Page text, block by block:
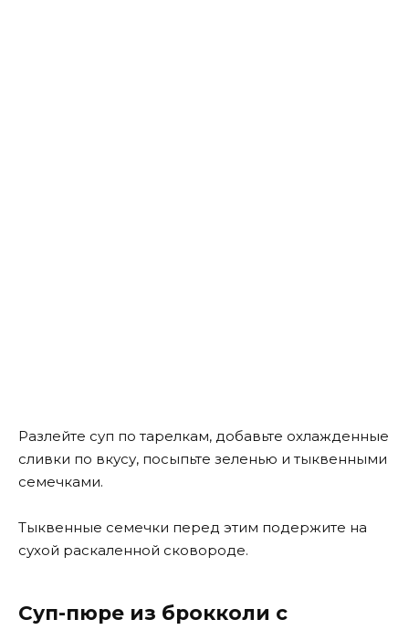
Разлейте суп по тарелкам, добавьте охлажденные
сливки по вкусу, посыпьте зеленью и тыквенными
семечками.
Тыквенные семечки перед этим подержите на
сухой раскаленной сковороде.
Суп-пюре из брокколи с